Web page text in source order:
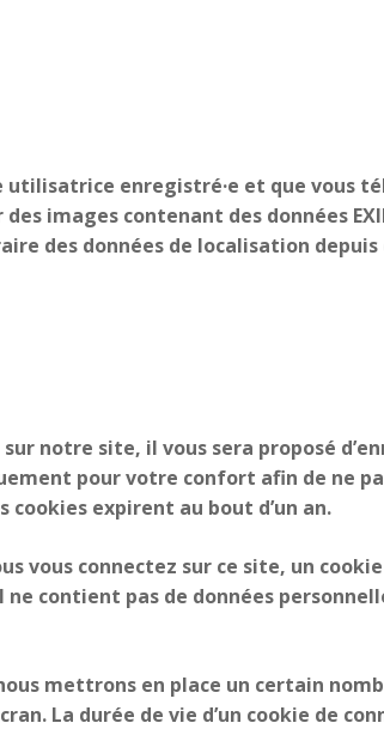
enregistré·e et que vous
images contenant des données
des données de localisation depuis
notre site, il vous sera proposé
pour votre confort afin de ne
expirent au bout d’un an.
vous connectez sur ce site, un
ne contient pas de données
mettrons en place un certain
La durée de vie d’un cookie de